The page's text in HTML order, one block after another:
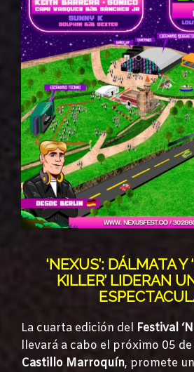
‘NEXUS’: DÁLMATA Y
KILLER’ LIDERAN
La cuarta edición del Festival
llevará a cabo el próximo 05
Castillo Marroquín, promete